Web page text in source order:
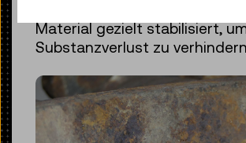
Material gezielt stabilisiert,
Substanzverlust zu